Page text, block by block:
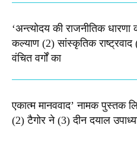
‘अन्त्योदय की राजनीतिक
कल्याण (2) सांस्कृतिक राष्ट्रवाद
वंचित वर्गों का
एकात्म मानववाद’ नामक पुस्तक
(2) टैगोर ने (3) दीन दयाल